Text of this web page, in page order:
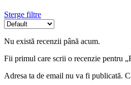
Sterge filtre
Nu există recenzii până acum.
Fii primul care scrii o recenzie pentru
Adresa ta de email nu va fi publicată.